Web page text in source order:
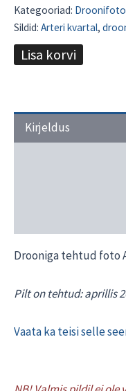
Kategooriad:
Sildid: Arteri kvartal,
Lisa korvi
Kirjeldus
Drooniga tehtud foto
Pilt on tehtud: aprillis
Vaata ka teisi selle